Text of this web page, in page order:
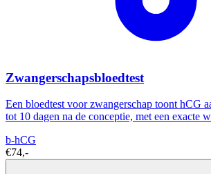
Zwangerschapsbloedtest
Een bloedtest voor zwangerschap toont hCG
tot 10 dagen na de conceptie, met een exacte
b-hCG
€74,-